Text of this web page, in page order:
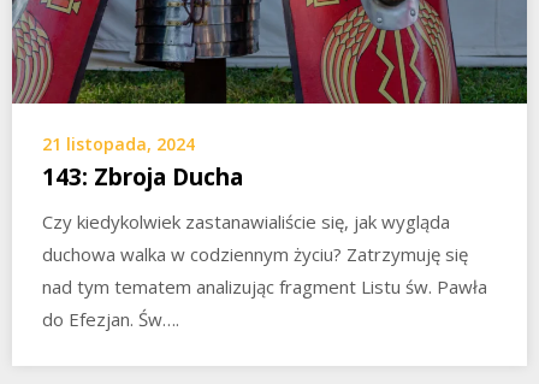
21 listopada, 2024
143: Zbroja Ducha
Czy kiedykolwiek zastanawialiście się, jak wygląda
duchowa walka w codziennym życiu? Zatrzymuję się
nad tym tematem analizując fragment Listu św. Pawła
do Efezjan. Św….